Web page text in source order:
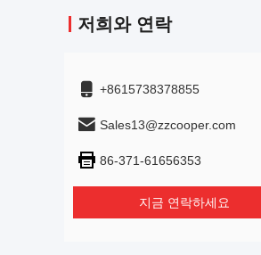
저희와 연락
+8615738378855
Sales13@zzcooper.com
86-371-61656353
지금 연락하세요